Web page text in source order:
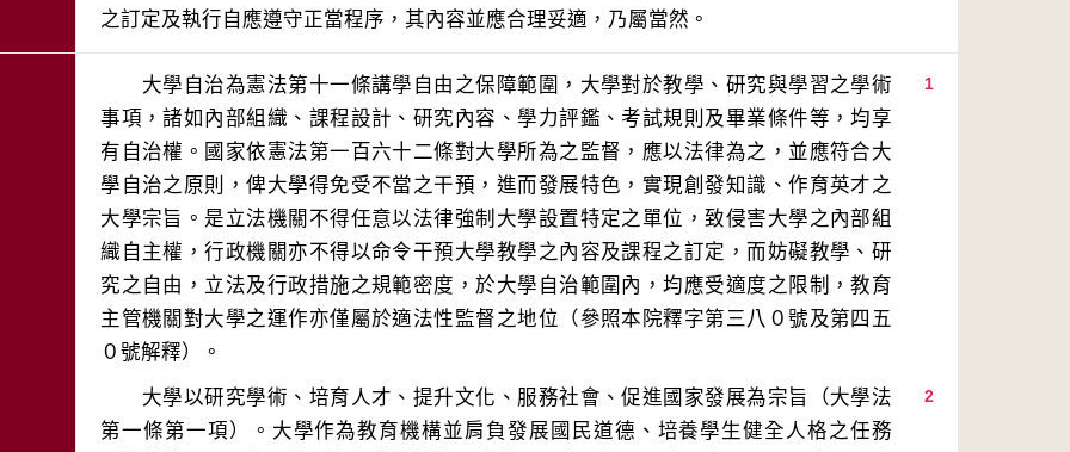
1
大學自治為憲法第十一條講學自由之保障範圍，大學對於教學、研究與學習之學術
事項，諸如內部組織、課程設計、研究內容、學力評鑑、考試規則及畢業條件等，均享
有自治權。國家依憲法第一百六十二條對大學所為之監督，應以法律為之，並應符合大
學自治之原則，俾大學得免受不當之干預，進而發展特色，實現創發知識、作育英才之
大學宗旨。是立法機關不得任意以法律強制大學設置特定之單位，致侵害大學之內部組
織自主權，行政機關亦不得以命令干預大學教學之內容及課程之訂定，而妨礙教學、研
究之自由，立法及行政措施之規範密度，於大學自治範圍內，均應受適度之限制，教育
主管機關對大學之運作亦僅屬於適法性監督之地位（參照本院釋字第三八０號及第四五
2
大學以研究學術、培育人才、提升文化、服務社會、促進國家發展為宗旨（大學法
第一條第一項）。大學作為教育機構並肩負發展國民道德、培養學生健全人格之任務